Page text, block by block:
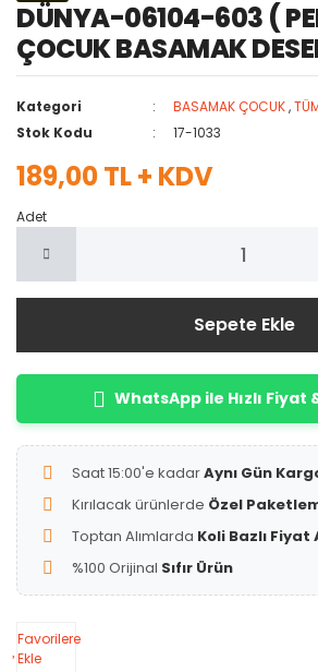
DÜNYA-06104-603 (
ÇOCUK BASAMAK
Kategori BASAMAK ÇOCUK,
Stok Kodu
17-1033
189,00 TL + KDV
Adet
Sepete Ekle
WhatsApp ile Hızlı Fiyat
Saat 15:00'e kadarAynı Gün
Kırılacak ürünlerde Özel
Toptan Alımlarda Koli Bazlı Fiyat
%100 Orijinal Sıfır Ürün
Favorilere
Ekle